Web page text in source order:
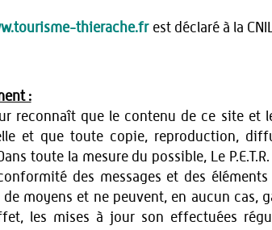
thierache.frest déclaré à la
:
reconnaît que le contenu de ce site
et que toute copie, reproduction,
toute la mesure du possible, Le
des messages et des
moyens et ne peuvent, en aucun cas,
les mises à jour son effectuées